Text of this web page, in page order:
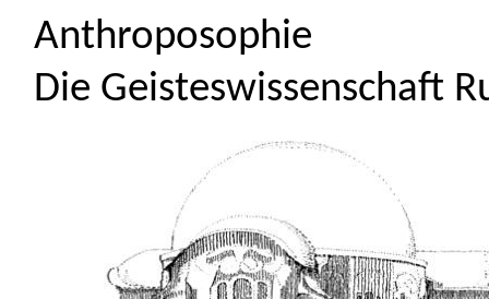
Anthroposophie
Die Geisteswissenschaft